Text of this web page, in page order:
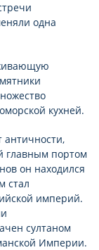
одна
кухней.
античности,
главным портом
он находился
стал
империй.
султаном
Империи.